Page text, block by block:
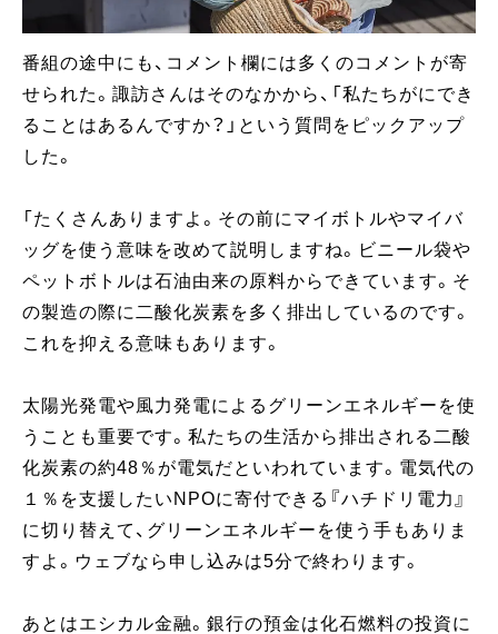
番組の途中にも、コメント欄には多くのコメントが寄
せられた。諏訪さんはそのなかから、「私たちがにでき
ることはあるんですか？」という質問をピックアップ
した。
「たくさんありますよ。その前にマイボトルやマイバ
ッグを使う意味を改めて説明しますね。ビニール袋や
ペットボトルは石油由来の原料からできています。そ
の製造の際に二酸化炭素を多く排出しているのです。
これを抑える意味もあります。
太陽光発電や風力発電によるグリーンエネルギーを使
うことも重要です。私たちの生活から排出される二酸
化炭素の約48％が電気だといわれています。電気代の
１％を支援したいNPOに寄付できる『ハチドリ電力』
に切り替えて、グリーンエネルギーを使う手もありま
すよ。ウェブなら申し込みは5分で終わります。
あとはエシカル金融。銀行の預金は化石燃料の投資に